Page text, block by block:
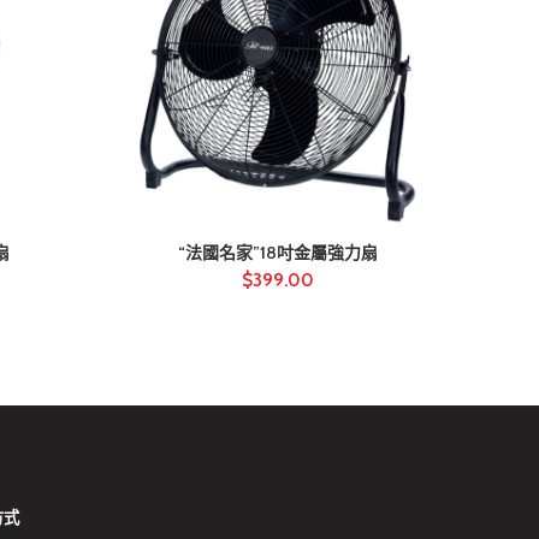
“法國名家”18吋金屬強力扇
$399.00
式